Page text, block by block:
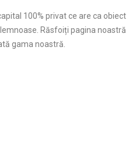
100% privat ce are ca obiect
Răsfoiți pagina noastră
gama noastră.